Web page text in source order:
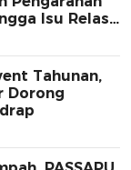
Isu Relasi
Tahunan,
Dorong